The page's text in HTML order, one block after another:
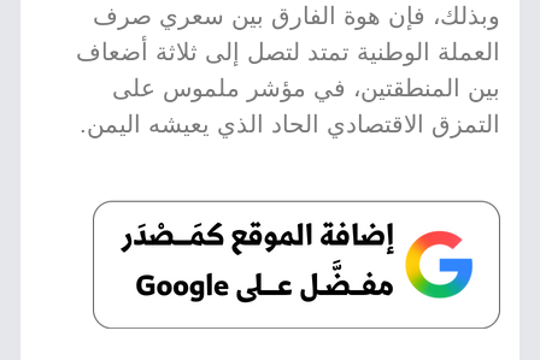
وبذلك، فإن هوة الفارق بين سعري صرف
العملة الوطنية تمتد لتصل إلى ثلاثة أضعاف
بين المنطقتين، في مؤشر ملموس على
التمزق الاقتصادي الحاد الذي يعيشه اليمن.